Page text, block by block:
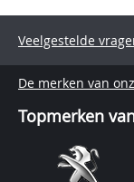
Veelgestelde
De merken van
Topmerken